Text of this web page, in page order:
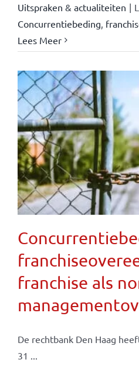
Uitspraken & actualiteiten |
Concurrentiebeding
Lees Meer
franchise als
De rechtbank Den Haag
31 ...